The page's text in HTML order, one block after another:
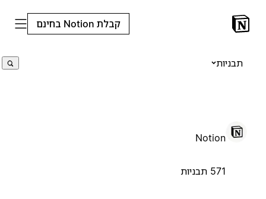
קבלת Notion בחינם
תבניות
Notion